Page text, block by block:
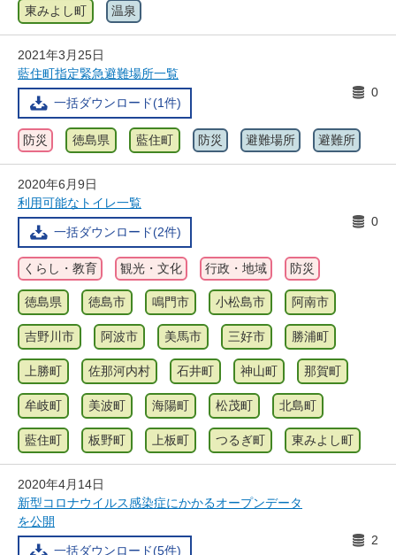
東みよし町 温泉
2021年3月25日
藍住町指定緊急避難場所一覧
一括ダウンロード(1件)
0
防災 徳島県 藍住町 防災 避難場所 避難所
2020年6月9日
利用可能なトイレ一覧
一括ダウンロード(2件)
0
くらし・教育 観光・文化 行政・地域 防災
徳島県 徳島市 鳴門市 小松島市 阿南市
吉野川市 阿波市 美馬市 三好市 勝浦町
上勝町 佐那河内村 石井町 神山町 那賀町
牟岐町 美波町 海陽町 松茂町 北島町
藍住町 板野町 上板町 つるぎ町 東みよし町
2020年4月14日
新型コロナウイルス感染症にかかるオープンデータ
を公開
一括ダウンロード(5件)
2